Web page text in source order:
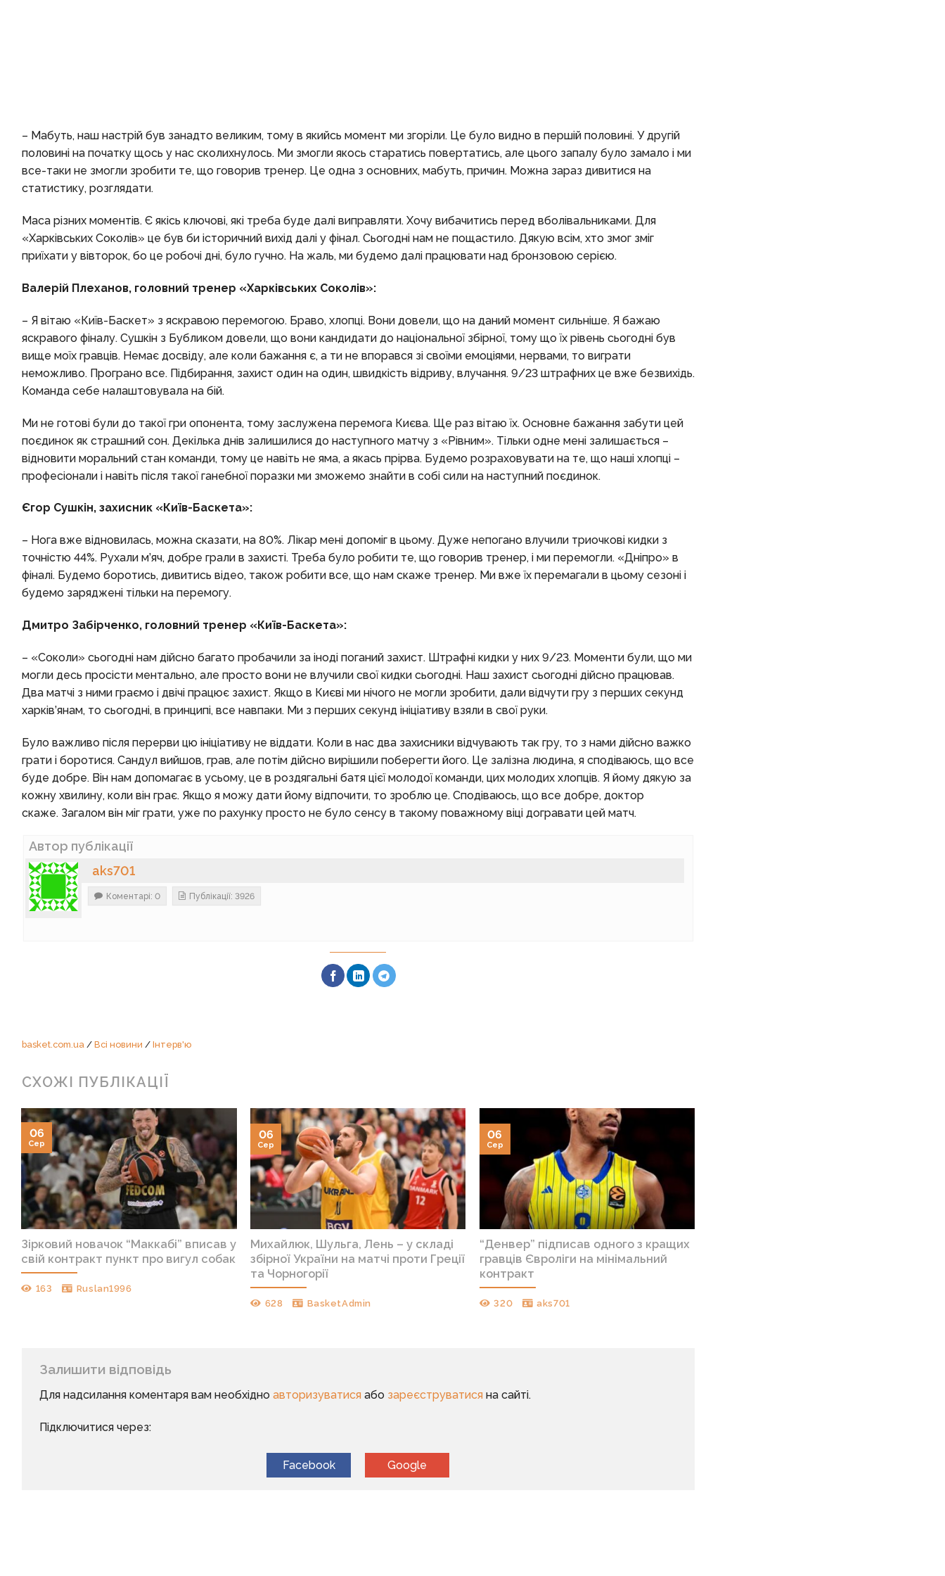
– Мабуть, наш настрій був занадто великим, тому в якийсь момент ми згоріли. Це було видно в першій половині. У другій
половині на початку щось у нас сколихнулось. Ми змогли якось старатись повертатись, але цього запалу було замало і ми
все-таки не змогли зробити те, що говорив тренер. Це одна з основних, мабуть, причин. Можна зараз дивитися на
статистику, розглядати.
Маса різних моментів. Є якісь ключові, які треба буде далі виправляти. Хочу вибачитись перед вболівальниками. Для
«Харківських Соколів» це був би історичний вихід далі у фінал. Сьогодні нам не пощастило. Дякую всім, хто змог зміг
приїхати у вівторок, бо це робочі дні, було гучно. На жаль, ми будемо далі працювати над бронзовою серією.
Валерій Плеханов, головний тренер «Харківських Соколів»:
– Я вітаю «Київ-Баскет» з яскравою перемогою. Браво, хлопці. Вони довели, що на даний момент сильніше. Я бажаю
яскравого фіналу. Сушкін з Бубликом довели, що вони кандидати до національної збірної, тому що їх рівень сьогодні був
вище моїх гравців. Немає досвіду, але коли бажання є, а ти не впорався зі своїми емоціями, нервами, то виграти
неможливо. Програно все. Підбирання, захист один на один, швидкість відриву, влучання. 9/23 штрафних це вже безвихідь.
Команда себе налаштовувала на бій.
Ми не готові були до такої гри опонента, тому заслужена перемога Києва. Ще раз вітаю їх. Основне бажання забути цей
поєдинок як страшний сон. Декілька днів залишилися до наступного матчу з «Рівним». Тільки одне мені залишається –
відновити моральний стан команди, тому це навіть не яма, а якась прірва. Будемо розраховувати на те, що наші хлопці –
професіонали і навіть після такої ганебної поразки ми зможемо знайти в собі сили на наступний поєдинок.
Єгор Сушкін, захисник «Київ-Баскета»:
– Нога вже відновилась, можна сказати, на 80%. Лікар мені допоміг в цьому. Дуже непогано влучили триочкові кидки з
точністю 44%. Рухали м’яч, добре грали в захисті. Треба було робити те, що говорив тренер, і ми перемогли. «Дніпро» в
фіналі. Будемо боротись, дивитись відео, також робити все, що нам скаже тренер. Ми вже їх перемагали в цьому сезоні і
будемо заряджені тільки на перемогу.
Дмитро Забірченко, головний тренер «Київ-Баскета»:
– «Соколи» сьогодні нам дійсно багато пробачили за іноді поганий захист. Штрафні кидки у них 9/23. Моменти були, що ми
могли десь просісти ментально, але просто вони не влучили свої кидки сьогодні. Наш захист сьогодні дійсно працював.
Два матчі з ними граємо і двічі працює захист. Якщо в Києві ми нічого не могли зробити, дали відчути гру з перших секунд
харків’янам, то сьогодні, в принципі, все навпаки. Ми з перших секунд ініціативу взяли в свої руки.
Було важливо після перерви цю ініціативу не віддати. Коли в нас два захисники відчувають так гру, то з нами дійсно важко
грати і боротися. Сандул вийшов, грав, але потім дійсно вирішили поберегти його. Це залізна людина, я сподіваюсь, що все
буде добре. Він нам допомагає в усьому, це в роздягальні батя цієї молодої команди, цих молодих хлопців. Я йому дякую за
кожну хвилину, коли він грає. Якщо я можу дати йому відпочити, то зроблю це. Сподіваюсь, що все добре, доктор
скаже. Загалом він міг грати, уже по рахунку просто не було сенсу в такому поважному віці догравати цей матч.
Автор публікації
aks701
Коментарі: 0 Публікації: 3926
basket.com.ua / Всі новини / Інтерв'ю
СХОЖІ ПУБЛІКАЦІЇ
Зірковий новачок “Маккабі” вписав у
свій контракт пункт про вигул собак
163 Ruslan1996
06
Сер
Михайлюк, Шульга, Лень – у складі
збірної України на матчі проти Греції
та Чорногорії
628 BasketAdmin
06
Сер
“Денвер” підписав одного з кращих
гравців Євроліги на мінімальний
контракт
320 aks701
06
Сер
Залишити відповідь
Для надсилання коментаря вам необхідно авторизуватисяабо зареєструватисяна сайті.
Підключитися через:
Facebook Google